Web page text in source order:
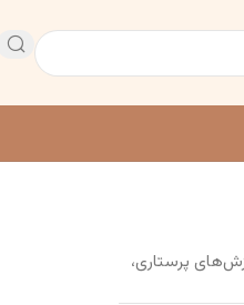
پرستاری،